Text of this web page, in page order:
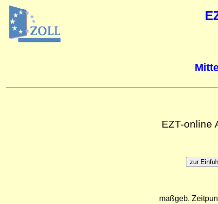
EZT-online
maßgeb.